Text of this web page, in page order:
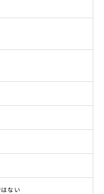
ない